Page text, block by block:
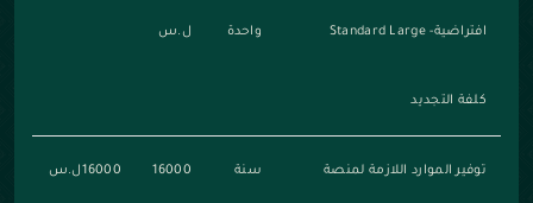
افتراضية- Standard Large واحدة ل.س
كلفة التجديد
توفير الموارد اللازمة لمنصة سنة 16000 16000ل.س